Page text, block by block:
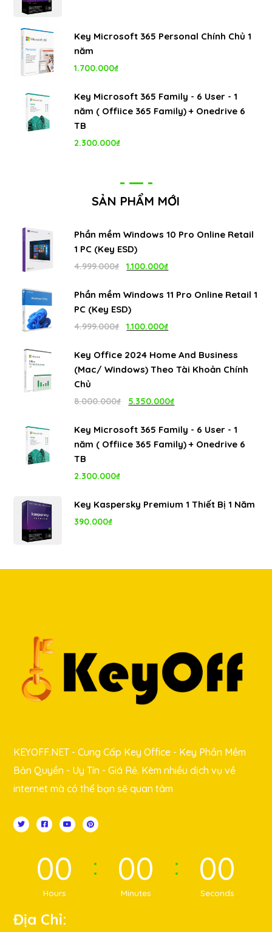
Key Microsoft 365 Personal Chính Chủ 1
năm
1.700.000₫
Key Microsoft 365 Family - 6 User - 1
năm ( Offiice 365 Family) + Onedrive 6
TB
2.300.000₫
SẢN PHẨM MỚI
Phần mềm Windows 10 Pro Online Retail
1 PC (Key ESD)
4.999.000₫
Giá
là:
1.100.000₫
tại
Phần mềm Windows 11 Pro Online Retail 1
PC (Key ESD)
4.999.000₫
Giá
là:
1.100.000₫
tại
1.100.000₫.
Key Office 2024 Home And Business
(Mac/ Windows) Theo Tài Khoản Chính
Chủ
8.000.000₫
Giá
là:
5.350.000₫
tại
Key Microsoft 365 Family - 6 User - 1
năm ( Offiice 365 Family) + Onedrive 6
TB
2.300.000₫
Key Kaspersky Premium 1 Thiết Bị 1 Năm
390.000₫
KEYOFF.NET - Cung Cấp Key Office - Key Phần Mềm
Bản Quyền - Uy Tín - Giá Rẻ. Kèm nhiều dịch vụ về
internet mà có thể bạn sẽ quan tâm
00
Hours
00
Minutes
00
Seconds
Địa Chỉ: